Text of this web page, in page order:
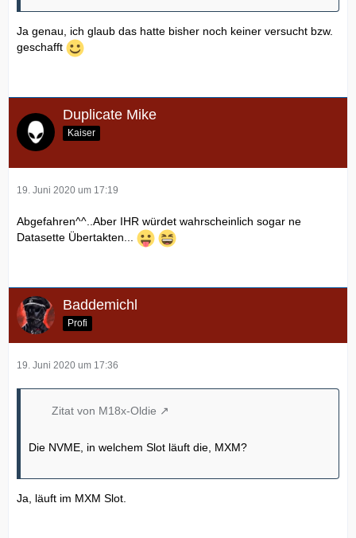
Ja genau, ich glaub das hatte bisher noch keiner versucht bzw.
geschafft
Duplicate Mike
Kaiser
19. Juni 2020 um 17:19
Abgefahren^^..Aber IHR würdet wahrscheinlich sogar ne
Datasette Übertakten...
Baddemichl
Profi
19. Juni 2020 um 17:36
Zitat von M18x-Oldie
Die NVME, in welchem Slot läuft die, MXM?
Ja, läuft im MXM Slot.